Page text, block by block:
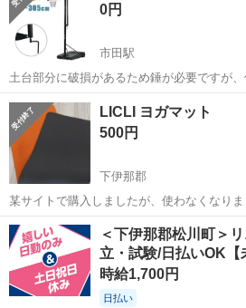
0円
市田駅
土台部分に破損があるため錘が必要ですが、
長野 下伊那郡 市田駅 バスケッ
LICLI ヨガマット
500円
下伊那郡
某サイトで購入しましたが、使わなくなりま
長野 下伊那郡 フィットネス、トレ
＜下伊那郡松川町＞
立・試験/日払いOK
時給1,700円
日払い